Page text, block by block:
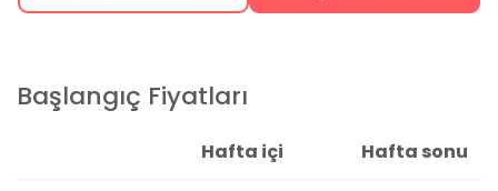
Başlangıç Fiyatları
Hafta içi Hafta sonu